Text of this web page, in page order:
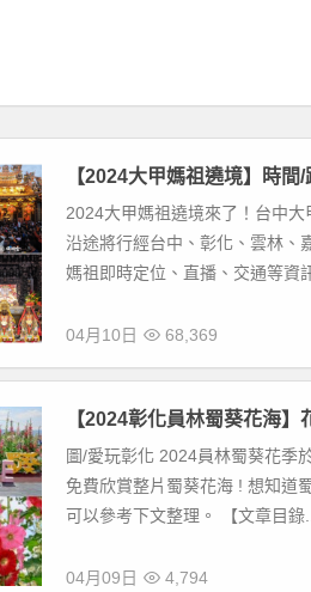
【2024大甲媽祖遶境】時
2024大甲媽祖遶境來了！台中
沿途將行經台中、彰化、雲林、
媽祖即時定位、直播、交通等資
04月10日 68,369
【2024彰化員林蜀葵花海】
圖/愛玩彰化 2024員林蜀葵花季
免費欣賞整片蜀葵花海 ! 想知道
可以參考下文整理。 【文章目錄...
04月09日 4,794